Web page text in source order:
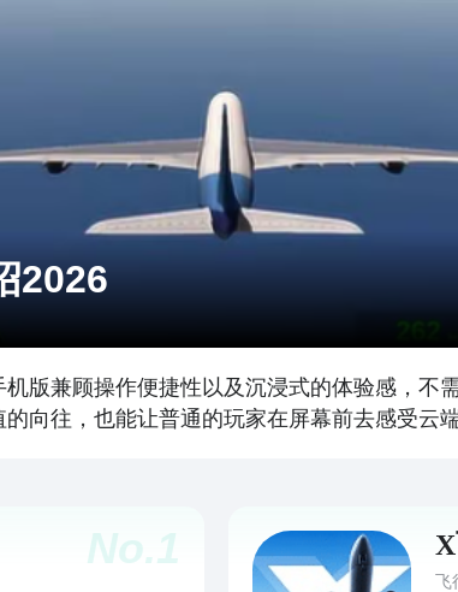
2026
版兼顾操作便捷性以及沉浸式的体验感，不
向往，也能让普通的玩家在屏幕前去感受云
No.1